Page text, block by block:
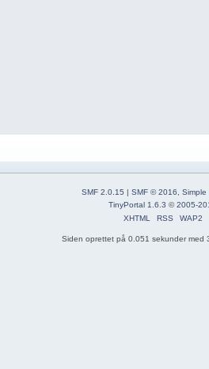
SMF 2.0.15 | SMF © 2016
Simple
TinyPortal 1.6.3 ©2005-
XHTML
RSS WAP2
Siden oprettet på 0.051 sekunder med